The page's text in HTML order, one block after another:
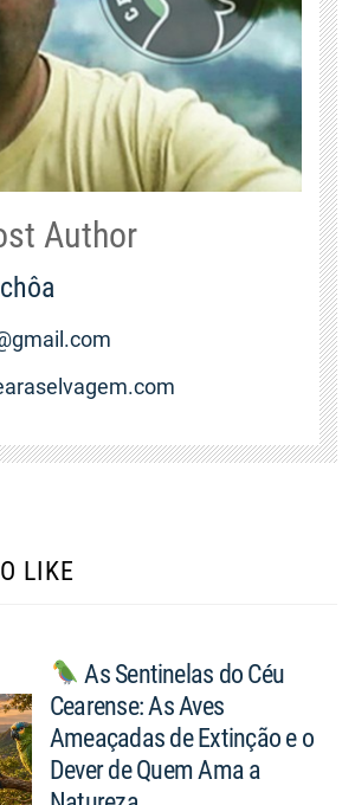
Author
LIKE
As Sentinelas do Céu
Cearense: As Aves
Ameaçadas de Extinção e o
Dever de Quem Ama a